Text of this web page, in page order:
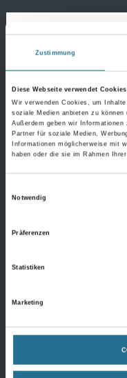
Zustimmung
Diese Webseite verwendet Cookies
Wir verwenden Cookies, um
soziale Medien anbieten zu
Außerdem geben wir
Partner für soziale Medien,
Informationen möglicherweise mit
haben oder die sie im Rahmen
Notwendig
Präferenzen
Statistiken
Marketing
W3030-101 3,0 mm
3,065qm/P